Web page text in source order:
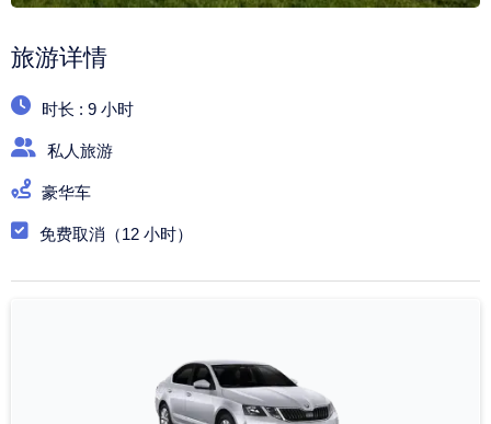
旅游详情
时长 : 9 小时
私人旅游
豪华车
免费取消（12 小时）